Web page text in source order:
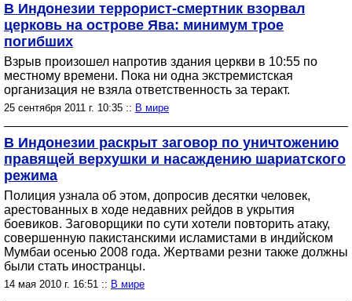
В Индонезии террорист-смертник взорвал
церковь на острове Ява: минимум трое
погибших
Взрыв произошел напротив здания церкви в 10:55 по
местному времени. Пока ни одна экстремистская
организация не взяла ответственность за теракт.
25 сентября 2011 г. 10:35 :: В мире
В Индонезии раскрыт заговор по уничтожению
правящей верхушки и насаждению шариатского
режима
Полиция узнала об этом, допросив десятки человек,
арестованных в ходе недавних рейдов в укрытия
боевиков. Заговорщики по сути хотели повторить атаку,
совершенную пакистанскими исламистами в индийском
Мумбаи осенью 2008 года. Жертвами резни также должны
были стать иностранцы.
14 мая 2010 г. 16:51 :: В мире